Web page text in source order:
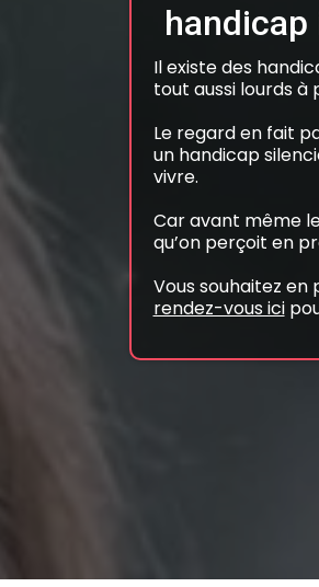
Il existe des
tout aussi lourds à
Le regard en fait
un handicap
vivre.
Car avant même
qu’on perçoit en
Vous souhaitez
rendez-vous ici